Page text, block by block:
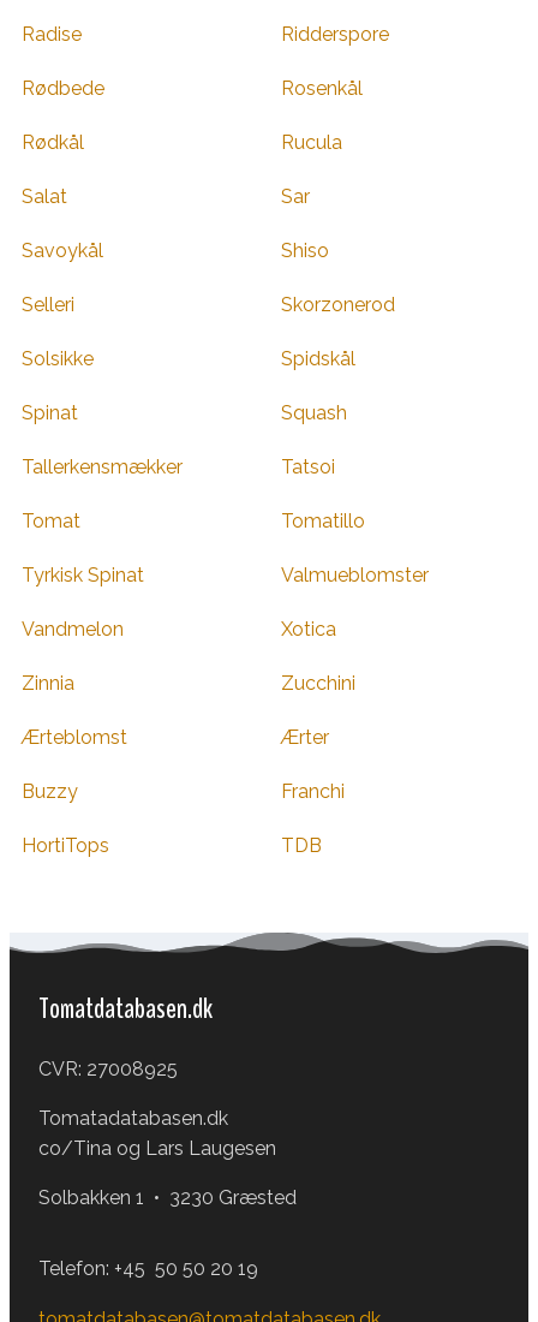
Radise Ridderspore
Rødbede Rosenkål
Rødkål Rucula
Salat Sar
Savoykål Shiso
Selleri Skorzonerod
Solsikke Spidskål
Spinat Squash
Tallerkensmækker Tatsoi
Tomat Tomatillo
Tyrkisk Spinat Valmueblomster
Vandmelon Xotica
Zinnia Zucchini
Ærteblomst Ærter
Buzzy Franchi
HortiTops TDB
Tomatdatabasen.dk
CVR: 27008925
Tomatadatabasen.dk
co/Tina og Lars Laugesen
Solbakken 1 • 3230 Græsted
Telefon: +45 50 50 20 19